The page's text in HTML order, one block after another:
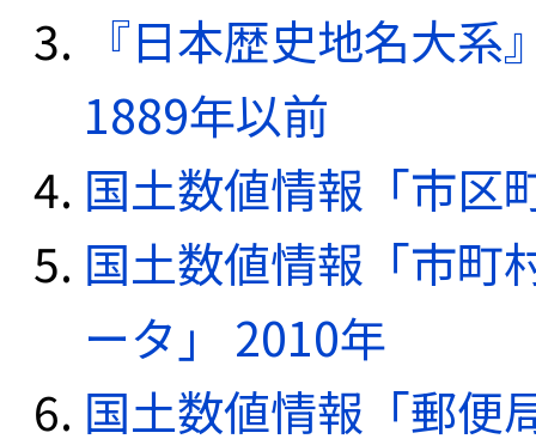
『日本歴史地名大
1889年以前
国土数値情報「市区
国土数値情報「市町
ータ」 2010年
国土数値情報「郵便